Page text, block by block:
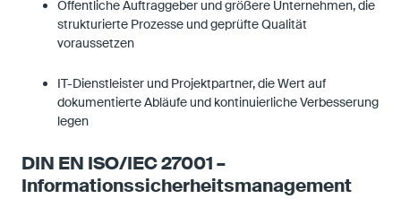
Öffentliche Auftraggeber und größere Unternehmen, die
strukturierte Prozesse und geprüfte Qualität
voraussetzen
IT-Dienstleister und Projektpartner, die Wert auf
dokumentierte Abläufe und kontinuierliche Verbesserung
legen
DIN EN ISO/IEC 27001 –
Informationssicherheitsmanagement